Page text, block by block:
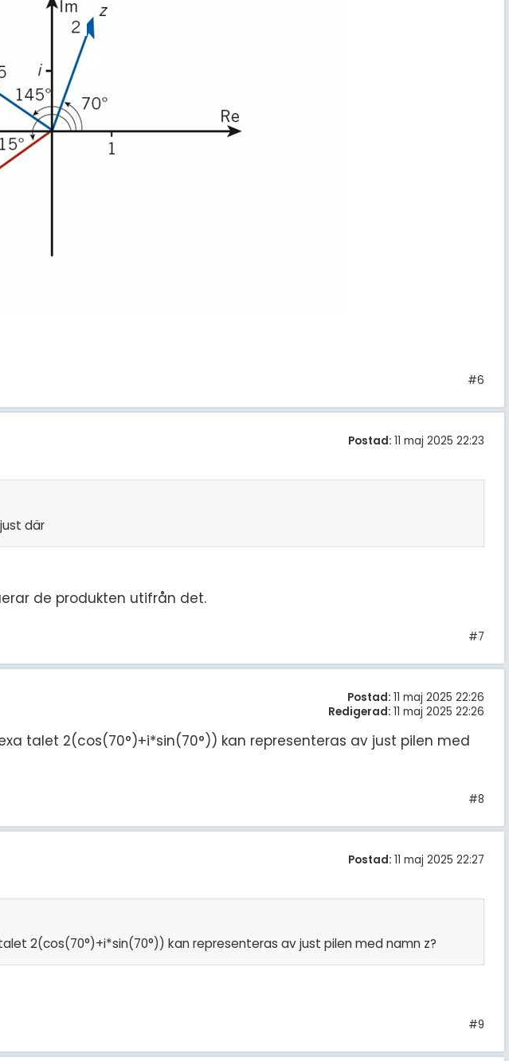
#6
Postad: 11 maj 2025 22:23
där
de produkten utifrån det.
#7
Postad: 11 maj 2025 22:26
Redigerad: 11 maj 2025 22:26
talet 2(cos(70°)+i*sin(70°)) kan representeras av just pilen med
#8
Postad: 11 maj 2025 22:27
2(cos(70°)+i*sin(70°)) kan representeras av just pilen med namn z?
#9